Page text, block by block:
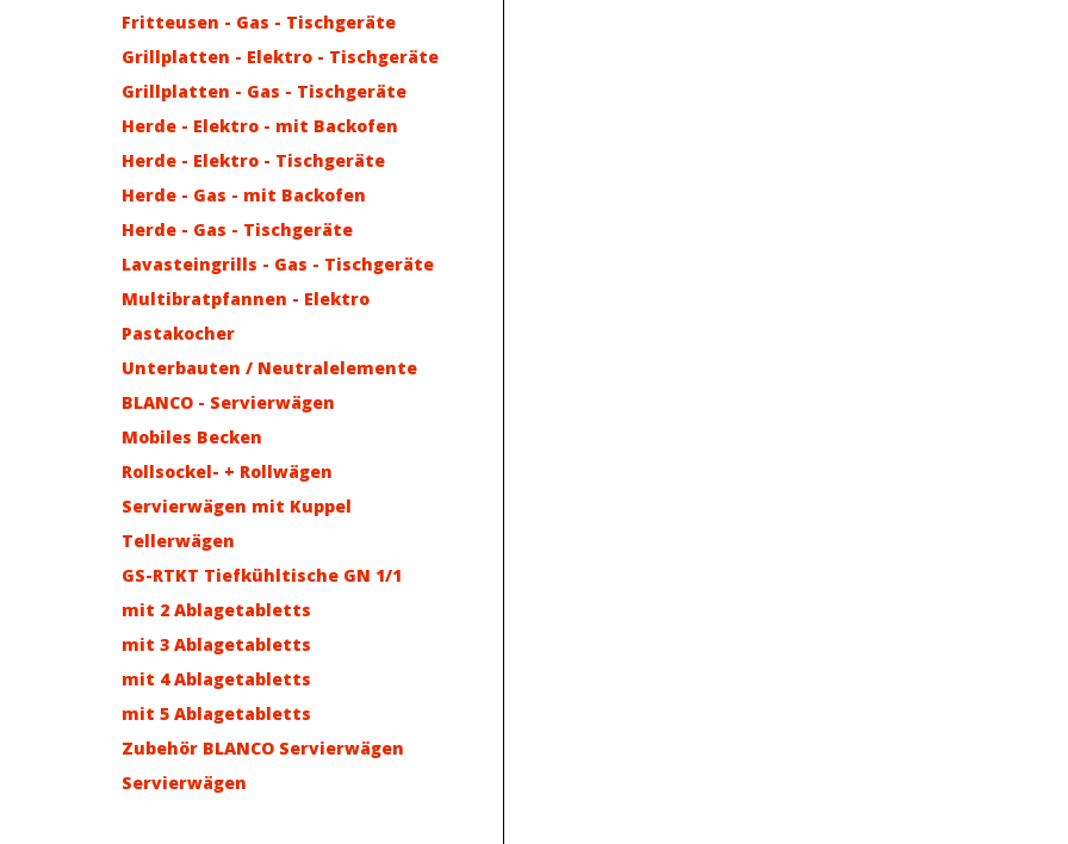
Fritteusen - Gas - Tischgeräte
Grillplatten - Elektro - Tischgeräte
Grillplatten - Gas - Tischgeräte
Herde - Elektro - mit Backofen
Herde - Elektro - Tischgeräte
Herde - Gas - mit Backofen
Herde - Gas - Tischgeräte
Lavasteingrills - Gas - Tischgeräte
Multibratpfannen - Elektro
Pastakocher
Unterbauten / Neutralelemente
BLANCO - Servierwägen
Mobiles Becken
Rollsockel- + Rollwägen
Servierwägen mit Kuppel
Tellerwägen
GS-RTKT Tiefkühltische GN 1/1
mit 2 Ablagetabletts
mit 3 Ablagetabletts
mit 4 Ablagetabletts
mit 5 Ablagetabletts
Zubehör BLANCO Servierwägen
Servierwägen